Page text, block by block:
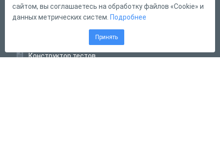
Форма обратной связи
Конструктор тестов
сайтом, вы соглашаетесь на обработку файлов «Cookie» и
данных метрических систем. Подробнее
Принять